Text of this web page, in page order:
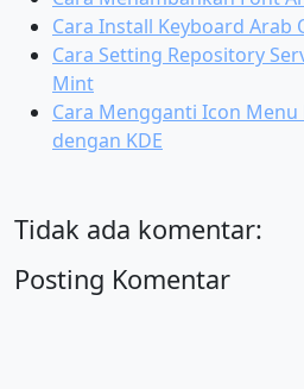
Cara Install Keyboard Arab
Cara Setting Repository
Mint
Cara Mengganti Icon
dengan KDE
Tidak ada komentar:
Posting Komentar